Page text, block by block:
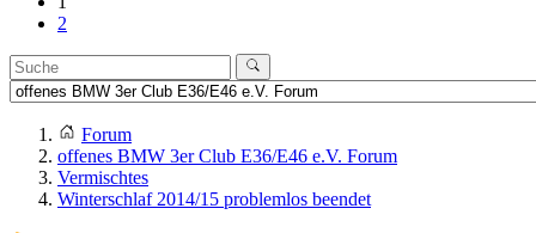
2
Forum
offenes BMW 3er Club E36/E46 e.V. Forum
Vermischtes
Winterschlaf 2014/15 problemlos beendet